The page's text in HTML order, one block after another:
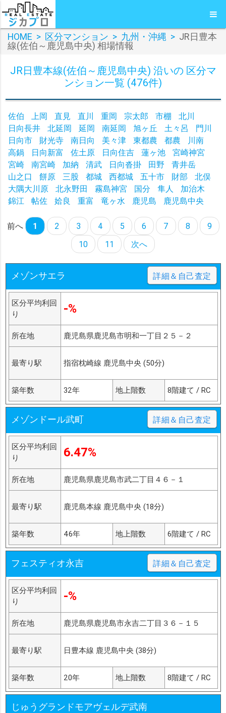
HOME > 区分マンション > 九州・沖縄 > JR日豊本
線(佐伯～鹿児島中央) 相場情報
JR日豊本線(佐伯～鹿児島中央) 沿いの 区分マ
ンション一覧 (476件)
佐伯 上岡 直見 直川 重岡 宗太郎 市棚
北川
日向長井
北延岡 延岡 南延岡 旭ヶ丘 土々呂
門川
日向市
財光寺 南日向 美々津 東都農 都農
川南
高鍋
日向新富 佐土原 日向住吉 蓮ヶ池
宮崎神宮
宮崎
南宮崎 加納 清武 日向沓掛 田野
青井岳
山之口
餅原 三股 都城 西都城 五十市 財部
北俣
大隅大川原
北永野田 霧島神宮 国分 隼人
加治木
錦江
帖佐 姶良 重富 竜ヶ水 鹿児島 鹿児島中央
前へ 1 2 3 4 5 6 7 8
9
10
11 次へ
メゾンサエラ 詳細＆自己査定
区分平均利回
り
-%
所在地 鹿児島県鹿児島市明和一丁目２５－２
最寄り駅 指宿枕崎線 鹿児島中央 (50分)
築年数 32年 地上階数 8階建て / RC
メゾンドール武町 詳細＆自己査定
区分平均利回
り
6.47%
所在地 鹿児島県鹿児島市武二丁目４６－１
最寄り駅 鹿児島本線 鹿児島中央 (18分)
築年数 46年 地上階数 6階建て / RC
フェスティオ永吉 詳細＆自己査定
区分平均利回
り
-%
所在地 鹿児島県鹿児島市永吉二丁目３６－１５
最寄り駅 日豊本線 鹿児島中央 (38分)
築年数 20年 地上階数 8階建て / RC
じゅうグランドモアヴェルデ武南